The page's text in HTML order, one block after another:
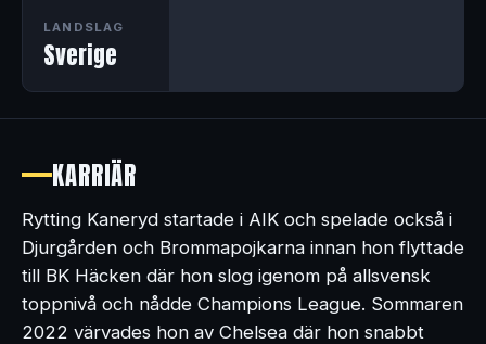
LANDSLAG
Sverige
KARRIÄR
Rytting Kaneryd startade i AIK och spelade också i
Djurgården och Brommapojkarna innan hon flyttade
till BK Häcken där hon slog igenom på allsvensk
toppnivå och nådde Champions League. Sommaren
2022 värvades hon av Chelsea där hon snabbt